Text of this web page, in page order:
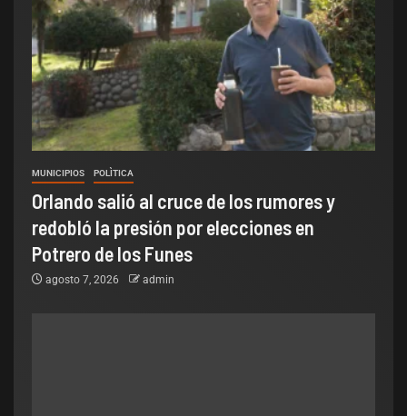
MUNICIPIOS POLÌTICA
Orlando salió al cruce de los rumores y
redobló la presión por elecciones en
Potrero de los Funes
agosto 7, 2026 admin